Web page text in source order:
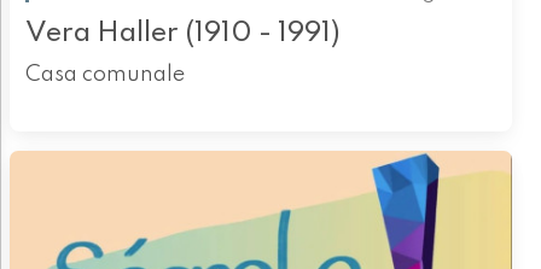
Vera Haller (1910 - 1991)
Casa comunale